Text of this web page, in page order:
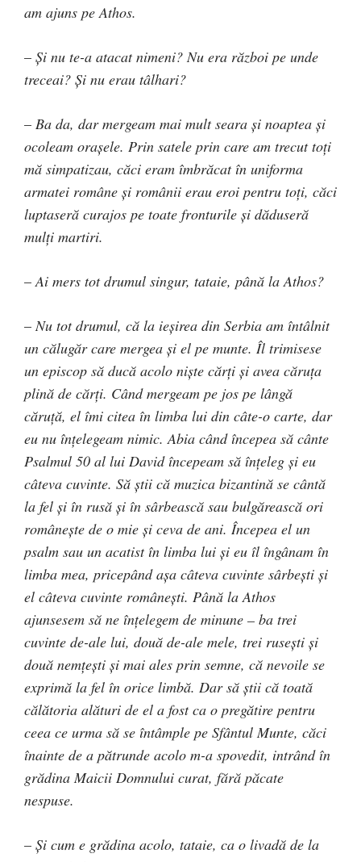
am ajuns pe Athos.
– Şi nu te-a atacat nimeni? Nu era război pe unde
treceai? Şi nu erau tâlhari?
– Ba da, dar mergeam mai mult seara şi noaptea şi
ocoleam oraşele. Prin satele prin care am trecut toţi
mă simpatizau, căci eram îmbrăcat în uniforma
armatei române şi românii erau eroi pentru toţi, căci
luptaseră curajos pe toate fronturile şi dăduseră
mulţi martiri.
–Ai mers tot drumul singur, tataie, până la Athos?
–Nu tot drumul, că la ieşirea din Serbia am întâlnit
un călugăr care mergea şi el pe munte. Îl trimisese
un episcop să ducă acolo nişte cărţi şi avea căruţa
plină de cărţi. Când mergeam pe jos pe lângă
căruţă, el îmi citea în limba lui din câte-o carte, dar
eu nu înţelegeam nimic. Abia când începea să cânte
Psalmul 50 al lui David începeam să înţeleg şi eu
câteva cuvinte. Să ştii că muzica bizantină se cântă
la fel şi în rusă şi în sârbească sau bulgărească ori
româneşte de o mie şi ceva de ani. Începea el un
psalm sau un acatist în limba lui şi eu îl îngânam în
limba mea, pricepând aşa câteva cuvinte sârbeşti şi
el câteva cuvinte româneşti. Până la Athos
ajunsesem să ne înţelegem de minune – ba trei
cuvinte de-ale lui, două de-ale mele, trei ruseşti şi
două nemţeşti şi mai ales prin semne, că nevoile se
exprimă la fel în orice limbă. Dar să ştii că toată
călătoria alături de el a fost ca o pregătire pentru
ceea ce urma să se întâmple pe Sfântul Munte, căci
înainte de a pătrunde acolo m-a spovedit, intrând în
grădina Maicii Domnului curat, fără păcate
nespuse.
– Şi cum e grădina acolo, tataie, ca o livadă de la